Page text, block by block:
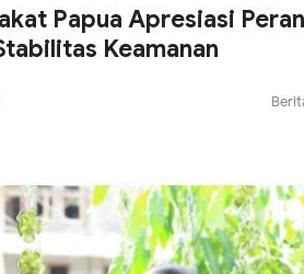
Papua Apresiasi
Keamanan